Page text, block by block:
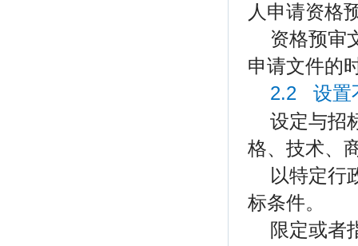
人申请资格
资格预审
申请文件的
2.2 设置
设定与招
格、技术、
以特定行
标条件。
限定或者